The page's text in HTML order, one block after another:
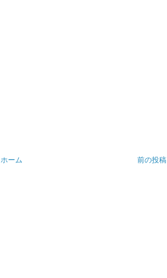
前の投稿
ホーム